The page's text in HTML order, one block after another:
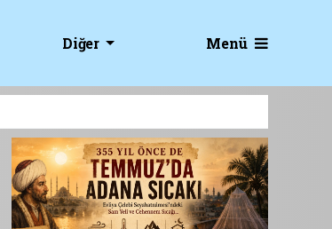
Diğer Menü